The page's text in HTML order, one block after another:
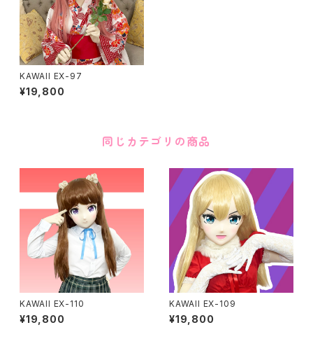
KAWAII EX-97
¥19,800
同じカテゴリの商品
KAWAII EX-110
¥19,800
KAWAII EX-109
¥19,800